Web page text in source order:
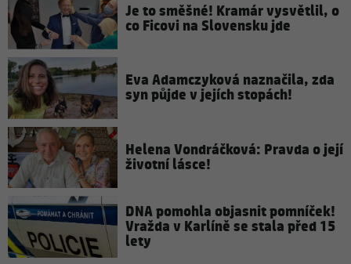
Je to směšné! Kramár vysvětlil, o
co Ficovi na Slovensku jde
Eva Adamczyková naznačila, zda
syn půjde v jejích stopách!
Helena Vondráčková: Pravda o její
životní lásce!
DNA pomohla objasnit pomníček!
Vražda v Karlíně se stala před 15
lety